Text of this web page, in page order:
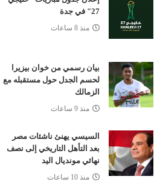
27" في جدة
منذ 8 ساعات
بيان رسمي من خوان بيزيرا
لحسم الجدل حول مستقبله مع
الزمالك
منذ 9 ساعات
السيسي يهنئ ناشئات مصر
بعد التأهل التاريخي إلى نصف
نهائي مونديال اليد
منذ 10 ساعات